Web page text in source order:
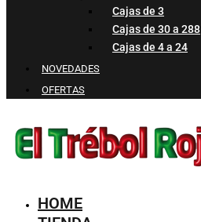
Cajas de 3
Cajas de 30 a 288
Cajas de 4 a 24
NOVEDADES
OFERTAS
HOME